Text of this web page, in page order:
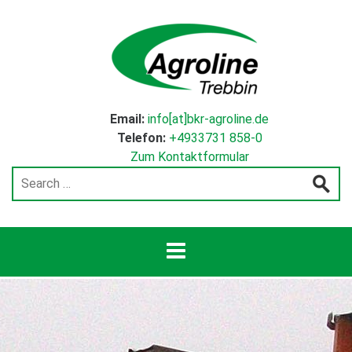
Email:info[at]bkr-agroline.de
Telefon: +4933731 858-0
Zum Kontaktformular